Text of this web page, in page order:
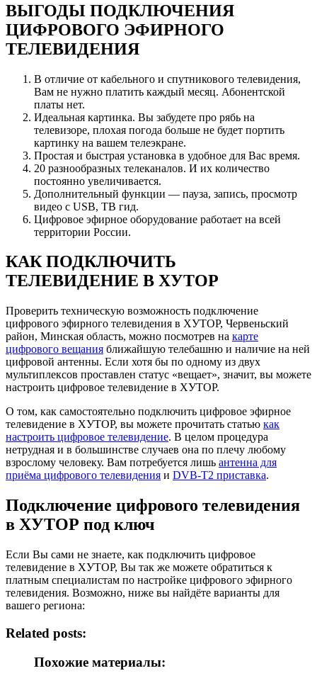
ВЫГОДЫ ПОДКЛЮЧЕНИЯ
ЦИФРОВОГО ЭФИРНОГО
ТЕЛЕВИДЕНИЯ
В отличие от кабельного и спутникового телевидения,
Вам не нужно платить каждый месяц. Абонентской
платы нет.
Идеальная картинка. Вы забудете про рябь на
телевизоре, плохая погода больше не будет портить
картинку на вашем телеэкране.
Простая и быстрая установка в удобное для Вас время.
20 разнообразных телеканалов. И их количество
постоянно увеличивается.
Дополнительный функции — пауза, запись, просмотр
видео с USB, ТВ гид.
Цифровое эфирное оборудование работает на всей
территории России.
КАК ПОДКЛЮЧИТЬ
ТЕЛЕВИДЕНИЕ В ХУТОР
Проверить техническую возможность подключение
цифрового эфирного телевидения в ХУТОР, Червеньский
район, Минская область, можно посмотрев на карте
цифрового вещания ближайшую телебашню и наличие на ней
цифровой антенны. Если хотя бы по одному из двух
мультиплексов проставлен статус «вещает», значит, вы можете
настроить цифровое телевидение в ХУТОР.
О том, как самостоятельно подключить цифровое эфирное
телевидение в ХУТОР, вы можете прочитать статью как
настроить цифровое телевидение. В целом процедура
нетрудная и в большинстве случаев она по плечу любому
взрослому человеку. Вам потребуется лишь антенна для
приёма цифрового телевидения и DVB-T2 приставка.
Подключение цифрового телевидения
в ХУТОР под ключ
Если Вы сами не знаете, как подключить цифровое
телевидение в ХУТОР, Вы так же можете обратиться к
платным специалистам по настройке цифрового эфирного
телевидения. Возможно, ниже вы найдёте варианты для
вашего региона:
Related posts:
Похожие материалы: